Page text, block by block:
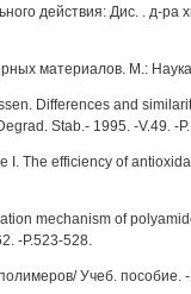
действия: Дис. . д-ра
материалов. М.:
Differences and
Stab.- 1995. -V.49. -
I. The efficiency of
mechanism of
-P.523-528.
Учеб. пособие.